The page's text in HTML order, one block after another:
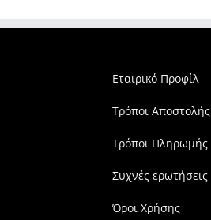
Εταιρικό Προφίλ
Τρόποι Αποστολής
Τρόποι Πληρωμής
Συχνές ερωτήσεις
Όροι Χρήσης